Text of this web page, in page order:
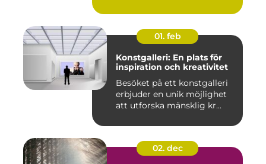
01. feb
Konstgalleri: En plats för
inspiration och kreativitet
Besöket på ett konstgalleri
erbjuder en unik möjlighet
att utforska mänsklig kr...
02. dec